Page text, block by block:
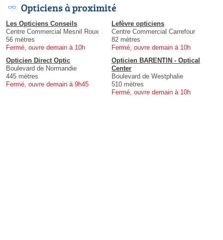
Opticiens à proximité
Les Opticiens Conseils
Centre Commercial Mesnil Roux
56 mètres
Fermé, ouvre demain à 10h
Lefèvre opticiens
Centre Commercial Carrefour
82 mètres
Fermé, ouvre demain à 10h
Opticien Direct Optic
Boulevard de Normandie
445 mètres
Fermé, ouvre demain à 9h45
Opticien BARENTIN - Optical
Center
Boulevard de Westphalie
510 mètres
Fermé, ouvre demain à 10h